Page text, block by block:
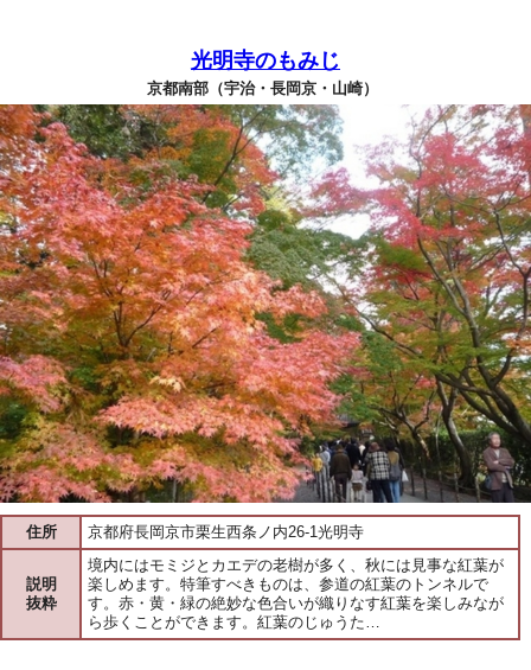
光明寺のもみじ
京都南部（宇治・長岡京・山崎）
住所 京都府長岡京市栗生西条ノ内26-1光明寺
説明
抜粋
境内にはモミジとカエデの老樹が多く、秋には見事な紅葉が
楽しめます。特筆すべきものは、参道の紅葉のトンネルで
す。赤・黄・緑の絶妙な色合いが織りなす紅葉を楽しみなが
ら歩くことができます。紅葉のじゅうた…